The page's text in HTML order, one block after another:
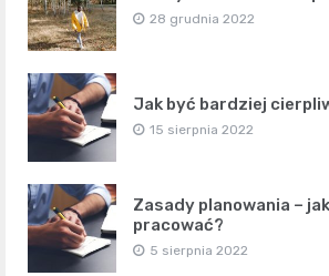
28 grudnia 2022
Jak być bardziej
15 sierpnia 2022
Zasady planowania –
pracować?
5 sierpnia 2022